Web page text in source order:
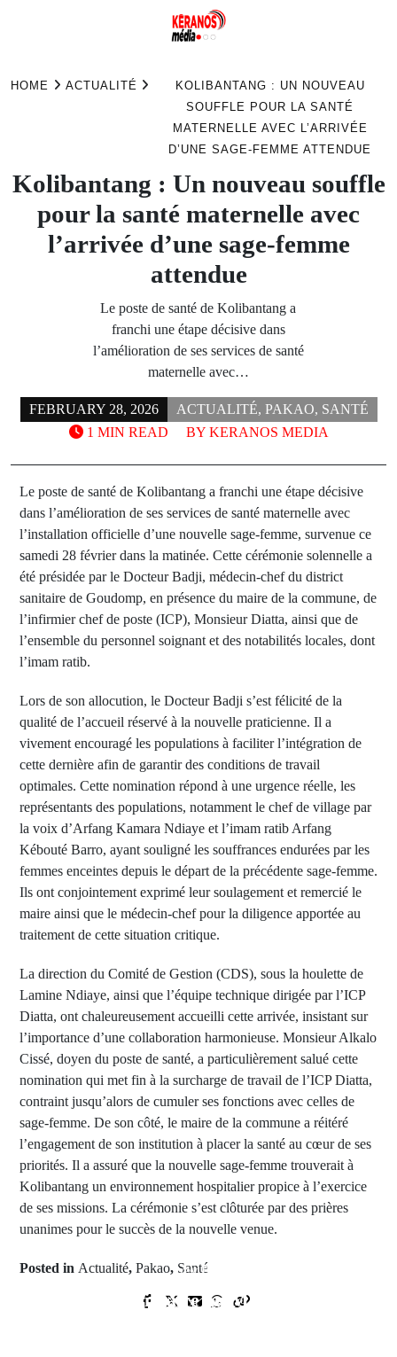
HOME ACTUALITÉ
KOLIBANTANG : UN NOUVEAU
SOUFFLE POUR LA SANTÉ
MATERNELLE AVEC L’ARRIVÉE
D’UNE SAGE-FEMME ATTENDUE
Kolibantang : Un nouveau souffle
pour la santé maternelle avec
l’arrivée d’une sage-femme
attendue
Le poste de santé de Kolibantang a
franchi une étape décisive dans
l’amélioration de ses services de santé
maternelle avec…
FEBRUARY 28, 2026 ACTUALITÉ, PAKAO, SANTÉ
BY KERANOS MEDIA
1 MIN READ
Le poste de santé de Kolibantang a franchi une étape décisive
dans l’amélioration de ses services de santé maternelle avec
l’installation officielle d’une nouvelle sage-femme, survenue ce
samedi 28 février dans la matinée. Cette cérémonie solennelle a
été présidée par le Docteur Badji, médecin-chef du district
sanitaire de Goudomp, en présence du maire de la commune, de
l’infirmier chef de poste (ICP), Monsieur Diatta, ainsi que de
l’ensemble du personnel soignant et des notabilités locales, dont
l’imam ratib.
Lors de son allocution, le Docteur Badji s’est félicité de la
qualité de l’accueil réservé à la nouvelle praticienne. Il a
vivement encouragé les populations à faciliter l’intégration de
cette dernière afin de garantir des conditions de travail
optimales. Cette nomination répond à une urgence réelle, les
représentants des populations, notamment le chef de village par
la voix d’Arfang Kamara Ndiaye et l’imam ratib Arfang
Kébouté Barro, ayant souligné les souffrances endurées par les
femmes enceintes depuis le départ de la précédente sage-femme.
Ils ont conjointement exprimé leur soulagement et remercié le
maire ainsi que le médecin-chef pour la diligence apportée au
traitement de cette situation critique.
La direction du Comité de Gestion (CDS), sous la houlette de
Lamine Ndiaye, ainsi que l’équipe technique dirigée par l’ICP
Diatta, ont chaleureusement accueilli cette arrivée, insistant sur
l’importance d’une collaboration harmonieuse. Monsieur Alkalo
Cissé, doyen du poste de santé, a particulièrement salué cette
nomination qui met fin à la surcharge de travail de l’ICP Diatta,
contraint jusqu’alors de cumuler ses fonctions avec celles de
sage-femme. De son côté, le maire de la commune a réitéré
l’engagement de son institution à placer la santé au cœur de ses
priorités. Il a assuré que la nouvelle sage-femme trouverait à
Kolibantang un environnement hospitalier propice à l’exercice
de ses missions. La cérémonie s’est clôturée par des prières
unanimes pour le succès de la nouvelle venue.
Posted in Actualité, Pakao, Santé
Prev Post
Escalade militaire au Moyen-Orient
Next Post